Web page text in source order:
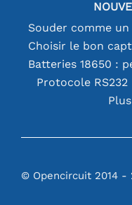
Protocole
© Opencircuit 2014 -